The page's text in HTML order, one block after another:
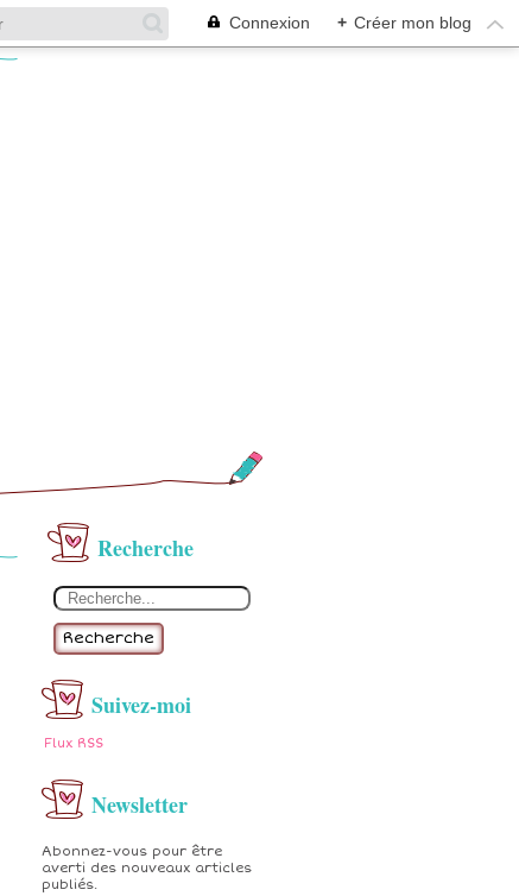
Connexion + Créer mon blog
Recherche
Recherche
Suivez-moi
Flux RSS
Newsletter
Abonnez-vous pour être
averti des nouveaux articles
publiés.